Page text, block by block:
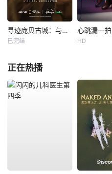
寻迹庞贝古城：与汤姆·希德勒斯顿同行
已完结 HD
正在热播